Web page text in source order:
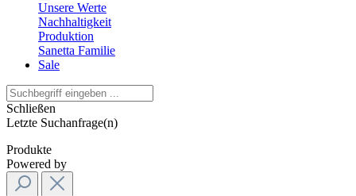
Unsere Werte
Nachhaltigkeit
Produktion
Sanetta Familie
Sale
Schließen
Letzte Suchanfrage(n)
Produkte
Powered by